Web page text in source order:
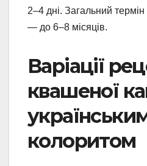
2–4 дні. Загальний термін
— до 6–8 місяців.
Варіації
квашеної
колоритом